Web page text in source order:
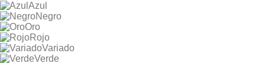
Azul
Negro
Oro
Rojo
Variado
Verde